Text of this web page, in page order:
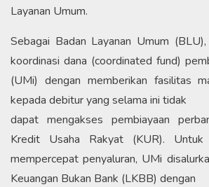
Layanan Umum.
Sebagai Badan Layanan Umum
koordinasi dana (coordinated fund)
(UMi) dengan memberikan fasilitas
kepada debitur yang selama ini tidak
dapat mengakses pembiayaan
Kredit Usaha Rakyat (KUR). Untuk
mempercepat penyaluran, UMi
Keuangan Bukan Bank (LKBB) dengan